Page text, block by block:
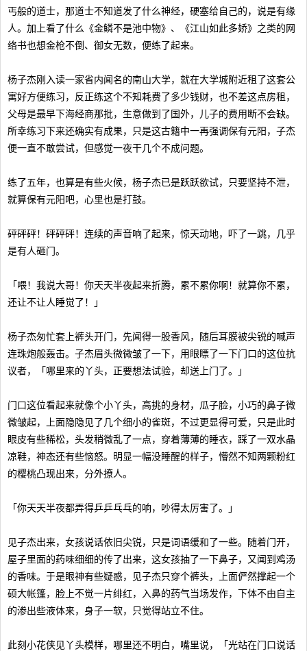
丐般的道士，那道士不知道发了什么神经，硬塞给自己的，说是有缘
人。加上看了什么《金鳞不是池中物》、《江山如此多娇》之类的网
络书也想金枪不倒、御女无数，便练了起来。
杨子杰刚入读一家省内闻名的南山大学，就在大学城附近租了这套公
寓好方便练习，反正练这个不知耗费了多少钱财，也不差这点房租，
父母是最早下海经商那批，生意做到了国外，儿子的费用断不会缺。
所幸练习下来还确实有成果，只是这古籍中一再强调保有元阳，子杰
便一直不敢尝试，但感觉一夜干几个不成问题。
练了五年，也算是有些火候，杨子杰已是跃跃欲试，只要坚持不泄，
就算保有元阳吧，心里也是打鼓。
砰砰砰！砰砰砰！连续的声音响了起来，惊天动地，吓了一跳，几乎
是有人砸门。
「喂！我说大哥！你天天半夜起来折腾，累不累你啊！就算你不累，
还让不让人睡觉了！」
杨子杰匆忙套上裤头开门，先闻得一股香风，随后耳膜被尖锐的喊声
连珠炮般轰击。子杰眉头微微皱了一下，用眼瞟了一下门口的这位抗
议者，「哪里来的丫头，正要想法试验，却送上门了。」
门口这位看起来就像个小丫头，高挑的身材，瓜子脸，小巧的鼻子微
微皱起，上面隐隐见了几个细小的雀斑，不过更显得可爱，只是此时
眼皮有些稀松，头发稍微乱了一点，穿着薄薄的睡衣，踩了一双水晶
凉鞋，神态还有些恼怒。明显一幅没睡醒的样子，懵然不知两颗粉红
的樱桃凸现出来，分外撩人。
「你天天半夜都弄得乒乒乓乓的响，吵得太厉害了。」
见子杰出来，女孩说话依旧尖锐，只是词语缓和了一些。随着门开，
屋子里面的药味细细的传了出来，这女孩抽了一下鼻子，又闻到鸡汤
的香味。于是眼神有些疑惑，见子杰只穿个裤头，上面俨然撑起一个
硕大帐篷，脸上不觉一片绯红，入鼻的药气当场发作，下体不由自主
的渗出些液体来，身子一软，只觉得站立不住。
此刻小花侠见丫头模样，哪里还不明白，嘴里说，「光站在门口说话